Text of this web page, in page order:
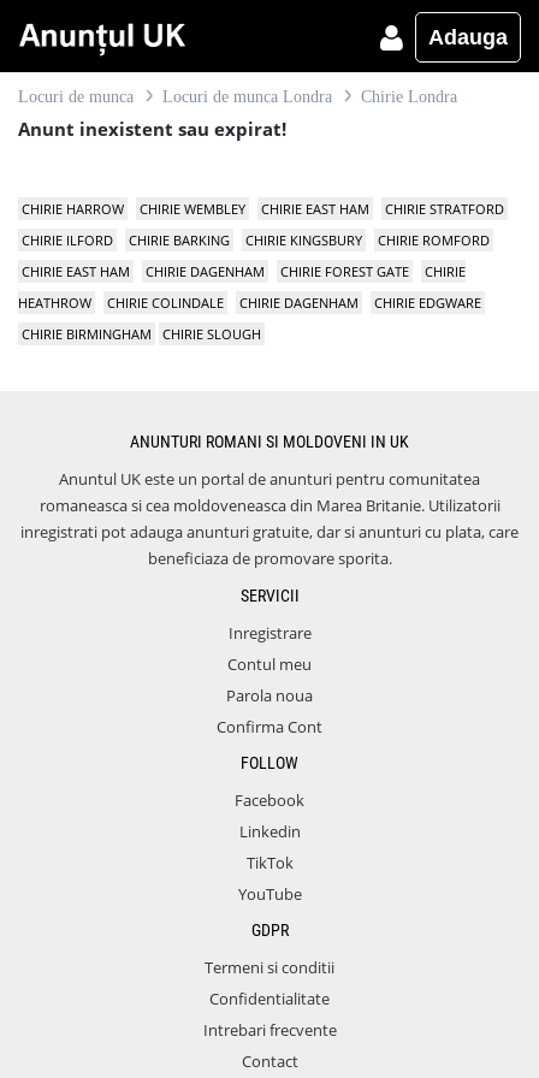
Adauga
Locuri de munca Locuri de munca Londra Chirie Londra
Anunt inexistent sau expirat!
CHIRIE HARROW CHIRIE WEMBLEY CHIRIE EAST HAM
CHIRIE STRATFORD
CHIRIE ILFORD
CHIRIE BARKING CHIRIE KINGSBURY
CHIRIE ROMFORD
CHIRIE EAST HAM
CHIRIE DAGENHAM CHIRIE FOREST GATE
CHIRIE
HEATHROW
CHIRIE COLINDALE CHIRIE DAGENHAM
CHIRIE EDGWARE
CHIRIE BIRMINGHAM
CHIRIE SLOUGH
ANUNTURI ROMANI SI MOLDOVENI IN UK
Anuntul UK este un portal de anunturi pentru comunitatea
romaneasca si cea moldoveneasca din Marea Britanie. Utilizatorii
inregistrati pot adauga anunturi gratuite, dar si anunturi cu plata, care
beneficiaza de promovare sporita.
SERVICII
Inregistrare
Contul meu
Parola noua
Confirma Cont
FOLLOW
Facebook
Linkedin
TikTok
YouTube
GDPR
Termeni si conditii
Confidentialitate
Intrebari frecvente
Contact